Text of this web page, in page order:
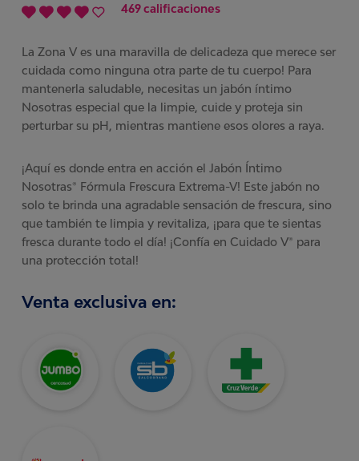
469 calificaciones
La Zona V es una maravilla de delicadeza que merece ser
cuidada como ninguna otra parte de tu cuerpo! Para
mantenerla saludable, necesitas un jabón íntimo
Nosotras especial que la limpie, cuide y proteja sin
perturbar su pH, mientras mantiene esos olores a raya.
¡Aquí es donde entra en acción el Jabón Íntimo
Nosotras® Fórmula Frescura Extrema-V! Este jabón no
solo te brinda una agradable sensación de frescura, sino
que también te limpia y revitaliza, ¡para que te sientas
fresca durante todo el día! ¡Confía en Cuidado V® para
una protección total!
Venta exclusiva en: